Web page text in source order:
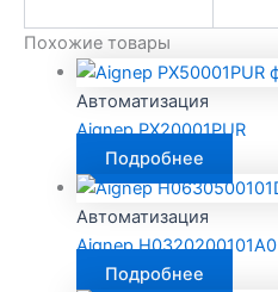
Похожие товары
Автоматизация
Aignep PX20001PUR
Подробнее
Автоматизация
Aignep H0320200101A0
Подробнее